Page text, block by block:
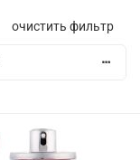
очистить фильтр